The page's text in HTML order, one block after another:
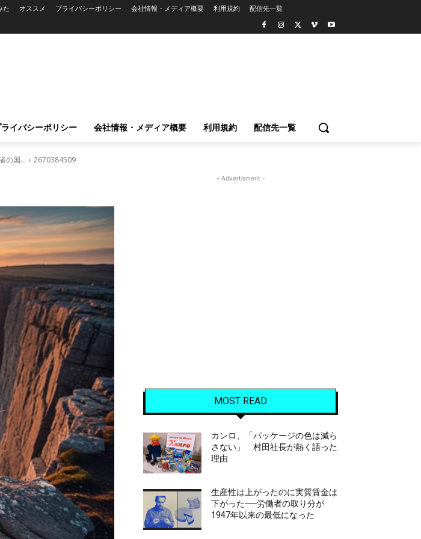
た オススメ プライバシーポリシー 会社情報・メディア概要 利用規約 配信先一覧
イバシーポリシー 会社情報・メディア概要 利用規約 配信先一覧
の国… 2670384509
- Advertisment -
MOST READ
カンロ、「パッケージの色は減ら
さない」 村田社長が熱く語った
理由
生産性は上がったのに実質賃金は
下がった──労働者の取り分が
1947年以来の最低になった